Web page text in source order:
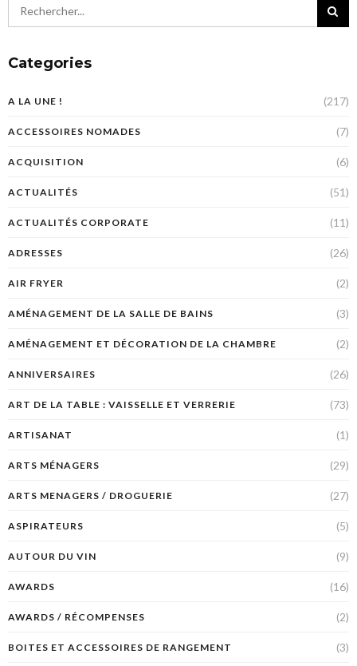
Categories
A LA UNE ! (217)
ACCESSOIRES NOMADES (7)
ACQUISITION (6)
ACTUALITÉS (51)
ACTUALITÉS CORPORATE (11)
ADRESSES (26)
AIR FRYER (2)
AMÉNAGEMENT DE LA SALLE DE BAINS (3)
AMÉNAGEMENT ET DÉCORATION DE LA CHAMBRE (2)
ANNIVERSAIRES (26)
ART DE LA TABLE : VAISSELLE ET VERRERIE (73)
ARTISANAT (1)
ARTS MÉNAGERS (29)
ARTS MENAGERS / DROGUERIE (27)
ASPIRATEURS (5)
AUTOUR DU VIN (9)
AWARDS (16)
AWARDS / RÉCOMPENSES (2)
BOITES ET ACCESSOIRES DE RANGEMENT (3)